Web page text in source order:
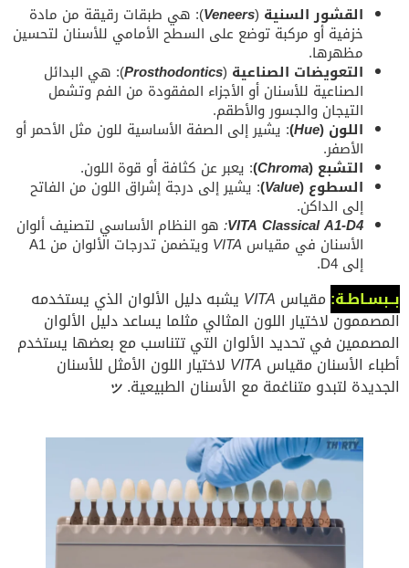
القشور السنية (
Veneers): هي طبقات رقيقة من مادة
خزفية أو مركبة توضع على السطح الأمامي للأسنان لتحسين
مظهرها.
التعويضات الصناعية (
Prosthodontics): هي البدائل
الصناعية للأسنان أو الأجزاء المفقودة من الفم وتشمل
التيجان والجسور والأطقم.
اللون (Hue
): يشير إلى الصفة الأساسية للون مثل الأحمر أو
الأصفر.
التشبع (Chroma
): يعبر عن كثافة أو قوة اللون.
السطوع (Value
): يشير إلى درجة إشراق اللون من الفاتح
إلى الداكن.
VITA Classical A1-D4
: هو النظام الأساسي لتصنيف ألوان
الأسنان في مقياس VITA ويتضمن تدرجات الألوان من A1
إلى D4.
بــبسـاطـة: مقياس VITA يشبه دليل الألوان الذي يستخدمه
المصممون لاختيار اللون المثالي مثلما يساعد دليل الألوان
المصممين في تحديد الألوان التي تتناسب مع بعضها يستخدم
أطباء الأسنان مقياس VITA لاختيار اللون الأمثل للأسنان
الجديدة لتبدو متناغمة مع الأسنان الطبيعية.ッ